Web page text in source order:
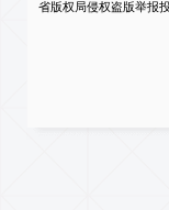
省版权局侵权盗版举报投